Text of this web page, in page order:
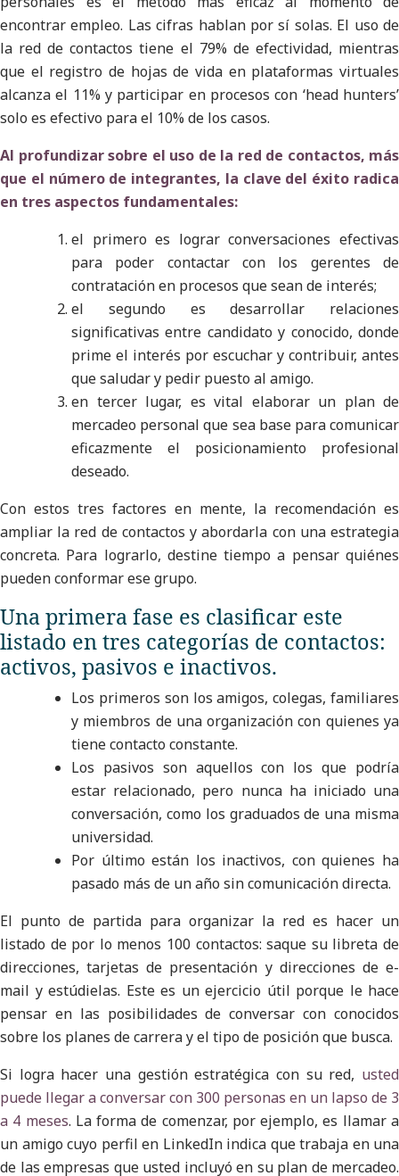
encontrar empleo. Las cifras hablan por sí solas. El uso de
la red de contactos tiene el 79% de efectividad, mientras
que el registro de hojas de vida en plataformas virtuales
alcanza el 11% y participar en procesos con ‘head hunters’
solo es efectivo para el 10% de los casos.
Al profundizar sobre el uso de la red de contactos, más
que el número de integrantes, la clave del éxito radica
en tres aspectos fundamentales:
el primero es lograr conversaciones efectivas
para poder contactar con los gerentes de
contratación en procesos que sean de interés;
el segundo es desarrollar relaciones
significativas entre candidato y conocido, donde
prime el interés por escuchar y contribuir, antes
que saludar y pedir puesto al amigo.
en tercer lugar, es vital elaborar un plan de
mercadeo personal que sea base para comunicar
eficazmente el posicionamiento profesional
deseado.
Con estos tres factores en mente, la recomendación es
ampliar la red de contactos y abordarla con una estrategia
concreta. Para lograrlo, destine tiempo a pensar quiénes
pueden conformar ese grupo.
Una primera fase es clasificar este
listado en tres categorías de contactos:
activos, pasivos e inactivos.
Los primeros son los amigos, colegas, familiares
y miembros de una organización con quienes ya
tiene contacto constante.
Los pasivos son aquellos con los que podría
estar relacionado, pero nunca ha iniciado una
conversación, como los graduados de una misma
universidad.
Por último están los inactivos, con quienes ha
pasado más de un año sin comunicación directa.
El punto de partida para organizar la red es hacer un
listado de por lo menos 100 contactos: saque su libreta de
direcciones, tarjetas de presentación y direcciones de e-
mail y estúdielas. Este es un ejercicio útil porque le hace
pensar en las posibilidades de conversar con conocidos
sobre los planes de carrera y el tipo de posición que busca.
Si logra hacer una gestión estratégica con su red, usted
puede llegar a conversar con 300 personas en un lapso de 3
a 4 meses. La forma de comenzar, por ejemplo, es llamar a
un amigo cuyo perfil en LinkedIn indica que trabaja en una
de las empresas que usted incluyó en su plan de mercadeo.